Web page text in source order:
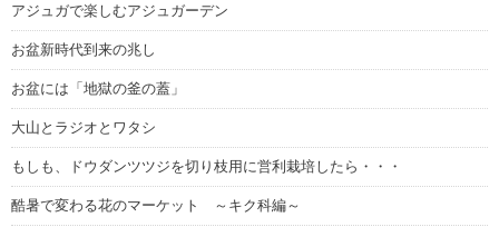
アジュガで楽しむアジュガーデン
お盆新時代到来の兆し
お盆には「地獄の釜の蓋」
大山とラジオとワタシ
もしも、ドウダンツツジを切り枝用に営利栽培したら・・・
酷暑で変わる花のマーケット ～キク科編～